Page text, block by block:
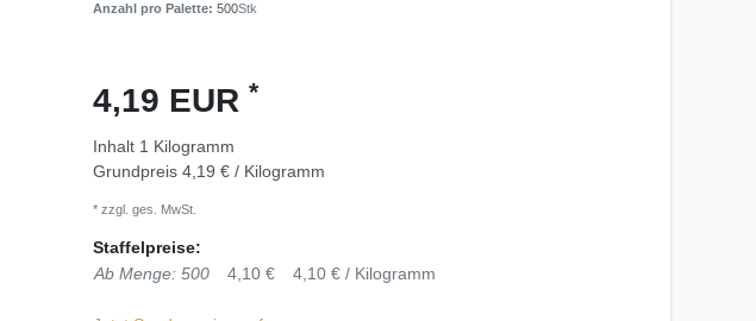
Anzahl pro Palette: 500Stk
4,19 EUR *
Inhalt 1 Kilogramm
Grundpreis 4,19 € / Kilogramm
* zzgl. ges. MwSt.
Staffelpreise:
Ab Menge: 500
4,10 € 4,10 € / Kilogramm